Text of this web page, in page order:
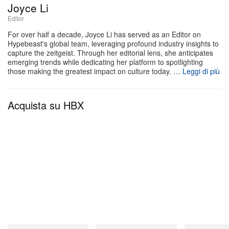
punto focale della collezione, spezzando la
maschera di Ghostface lungo la cucitura centrale
per ricomporre il volto quando la zip è
completamente chiusa. A completare il drop, la
collezione propone cappellini neri ricamati—
glow-in-the-dark—e una coperta grafica dal mood
Joyce Li
Editor
For over half a decade, Joyce Li has served as an Editor on
Hypebeast's global team, leveraging profound industry insights to
capture the zeitgeist. Through her editorial lens, she anticipates
emerging trends while dedicating her platform to spotlighting
those making the greatest impact on culture today. … Leggi di più
Acquista su HBX